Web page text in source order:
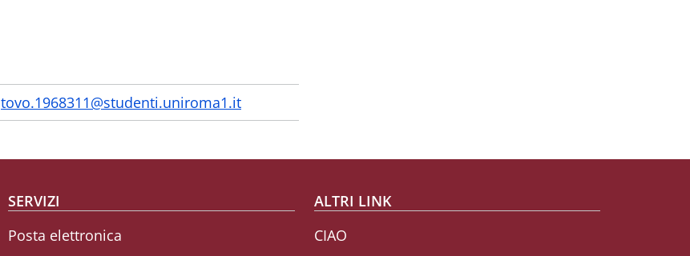
tovo.1968311@studenti.uniroma1.it
SERVIZI
Posta elettronica
ALTRI LINK
CIAO